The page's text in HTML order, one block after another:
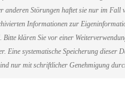
anderen Störungen haftet sie nur im Fall
Informationen zur
Bitte klären Sie vor einer
Eine systematische Speicherung dieser
nur mit schriftlicher Genehmigung